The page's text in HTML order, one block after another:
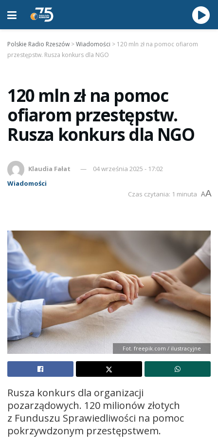
Polskie Radio Rzeszów >Wiadomości > 120 mln zł na pomoc ofiarom
przestępstw. Rusza konkurs dla NGO
120 mln zł na pomoc
ofiarom przestępstw.
Rusza konkurs dla NGO
Klaudia Fałat
04 września 2025 - 17:02
Wiadomości
Czas czytania: 1 minuta AA
Fot. freepik.com / ilustracyjne
Rusza konkurs dla organizacji
pozarządowych. 120 milionów złotych
z Funduszu Sprawiedliwości na pomoc
pokrzywdzonym przestępstwem.